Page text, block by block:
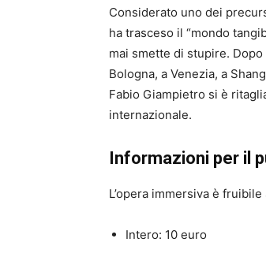
Considerato uno dei
ha trasceso il “mondo
mai smette di stupire.
Bologna, a Venezia, a
Fabio Giampietro si è
internazionale.
Informazioni per il
L’opera immersiva è
Intero: 10 euro